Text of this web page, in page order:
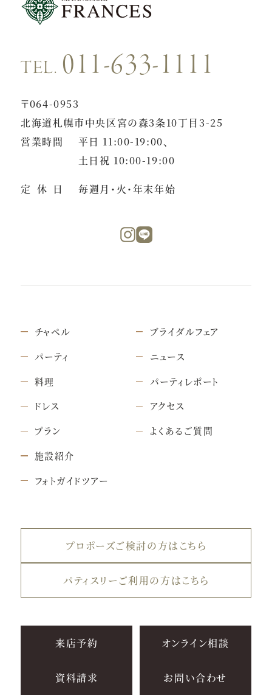
TEL. 011-633-1111
〒064-0953
北海道札幌市中央区宮の森3条10丁目3-25
営業時間
平日 11:00-19:00、
土日祝 10:00-19:00
定休日 毎週月・火・年末年始
チャペル
パーティ
料理
ドレス
プラン
施設紹介
フォトガイドツアー
ブライダルフェア
ニュース
パーティレポート
アクセス
よくあるご質問
プロポーズご検討の方はこちら
パティスリーご利用の方はこちら
来店予約 オンライン相談
資料請求 お問い合わせ